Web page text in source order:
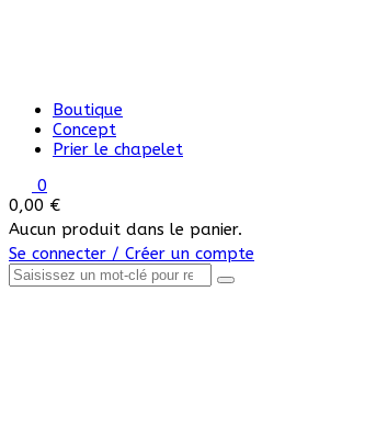
Boutique
Concept
Prier le chapelet
0
0,00 €
Aucun produit dans le panier.
Se connecter / Créer un compte